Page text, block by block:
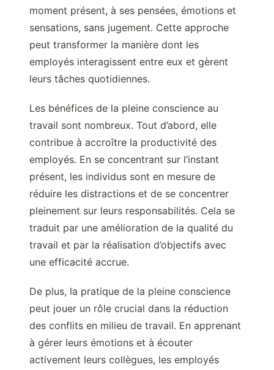
moment présent, à ses pensées, émotions et
sensations, sans jugement. Cette approche
peut transformer la manière dont les
employés interagissent entre eux et gèrent
leurs tâches quotidiennes.
Les bénéfices de la pleine conscience au
travail sont nombreux. Tout d’abord, elle
contribue à accroître la productivité des
employés. En se concentrant sur l’instant
présent, les individus sont en mesure de
réduire les distractions et de se concentrer
pleinement sur leurs responsabilités. Cela se
traduit par une amélioration de la qualité du
travail et par la réalisation d’objectifs avec
une efficacité accrue.
De plus, la pratique de la pleine conscience
peut jouer un rôle crucial dans la réduction
des conflits en milieu de travail. En apprenant
à gérer leurs émotions et à écouter
activement leurs collègues, les employés